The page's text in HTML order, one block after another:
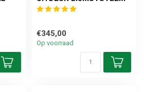
€345,00
Op voorraad